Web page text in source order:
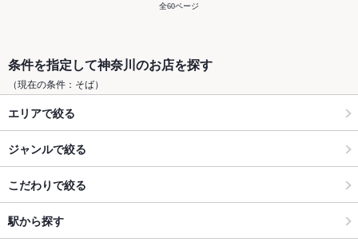
全60ページ
条件を指定して神奈川のお店を探す
（現在の条件：そば）
エリアで絞る
ジャンルで絞る
こだわりで絞る
駅から探す